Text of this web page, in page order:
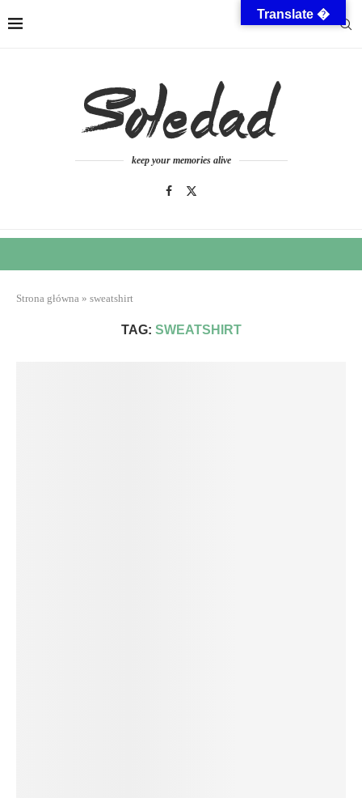
keep your memories alive
Strona główna » sweatshirt
TAG: SWEATSHIRT
Translate �